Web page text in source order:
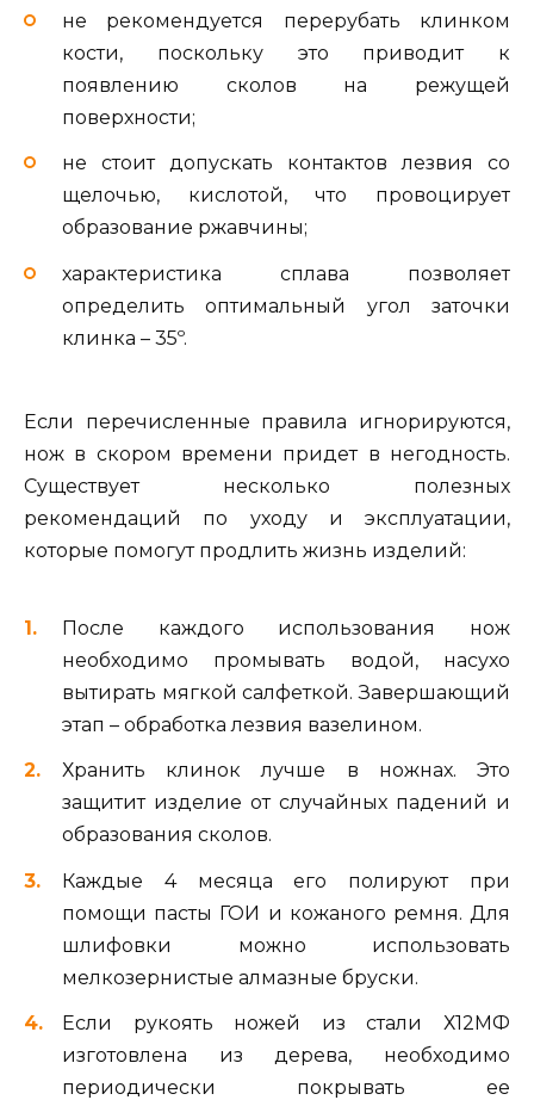
не рекомендуется перерубать клинком
кости, поскольку это приводит к
появлению сколов на режущей
поверхности;
не стоит допускать контактов лезвия со
щелочью, кислотой, что провоцирует
образование ржавчины;
характеристика сплава позволяет
определить оптимальный угол заточки
клинка – 35º.
Если перечисленные правила игнорируются,
нож в скором времени придет в негодность.
Существует несколько полезных
рекомендаций по уходу и эксплуатации,
которые помогут продлить жизнь изделий:
После каждого использования нож
необходимо промывать водой, насухо
вытирать мягкой салфеткой. Завершающий
этап – обработка лезвия вазелином.
Хранить клинок лучше в ножнах. Это
защитит изделие от случайных падений и
образования сколов.
Каждые 4 месяца его полируют при
помощи пасты ГОИ и кожаного ремня. Для
шлифовки можно использовать
мелкозернистые алмазные бруски.
Если рукоять ножей из стали Х12МФ
изготовлена из дерева, необходимо
периодически покрывать ее